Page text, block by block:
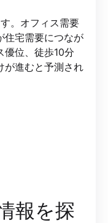
。オフィス需要
住宅需要につなが
優位、徒歩10分
が進むと予測され
報を探